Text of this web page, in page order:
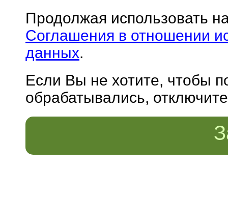
Продолжая использовать
Соглашения в отношении
данных.
Если Вы не хотите, чтобы
обрабатывались,